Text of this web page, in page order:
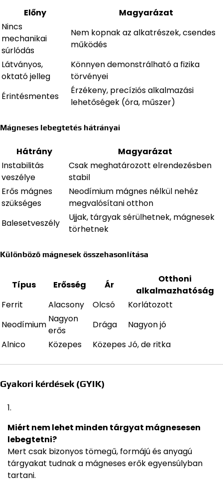
Előny
Magyarázat
Nincs
mechanikai
súrlódás
Nem kopnak az alkatrészek, csendes
működés
Látványos,
oktató jelleg
Könnyen demonstrálható a fizika
törvényei
Érintésmentes
Érzékeny, precíziós alkalmazási
lehetőségek (óra, műszer)
Mágneses lebegtetés hátrányai
Hátrány
Magyarázat
Instabilitás
veszélye
Csak meghatározott elrendezésben
stabil
Erős mágnes
szükséges
Neodímium mágnes nélkül nehéz
megvalósítani otthon
Balesetveszély
Ujjak, tárgyak sérülhetnek, mágnesek
törhetnek
Különböző mágnesek összehasonlítása
Típus Erősség Ár
Otthoni
alkalmazhatóság
Ferrit
Alacsony Olcsó
Korlátozott
Neodímium
Nagyon
erős
Drága
Nagyon jó
Alnico
Közepes KözepesJó, de ritka
Gyakori kérdések (GYIK)
Miért nem lehet minden tárgyat mágnesesen
lebegtetni?
Mert csak bizonyos tömegű, formájú és anyagú
tárgyakat tudnak a mágneses erők egyensúlyban
tartani.